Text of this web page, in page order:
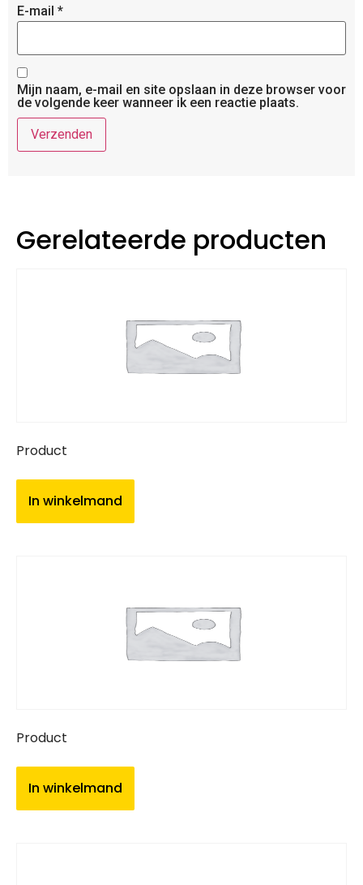
E-mail *
Mijn naam, e-mail en site opslaan in deze browser voor
de volgende keer wanneer ik een reactie plaats.
Gerelateerde producten
Product
In winkelmand
Product
In winkelmand